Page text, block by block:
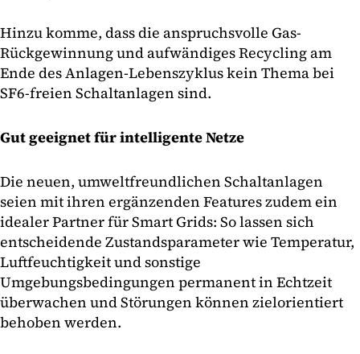
Hinzu komme, dass die anspruchsvolle Gas-
Rückgewinnung und aufwändiges Recycling am
Ende des Anlagen-Lebenszyklus kein Thema bei
SF6-freien Schaltanlagen sind.
Gut geeignet für intelligente Netze
Die neuen, umweltfreundlichen Schaltanlagen
seien mit ihren ergänzenden Features zudem ein
idealer Partner für Smart Grids: So lassen sich
entscheidende Zustandsparameter wie Temperatur,
Luftfeuchtigkeit und sonstige
Umgebungsbedingungen permanent in Echtzeit
überwachen und Störungen können zielorientiert
behoben werden.